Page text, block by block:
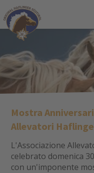
Mostra
Allevatori
L'Associazione
celebrato domenica
con un'imponente